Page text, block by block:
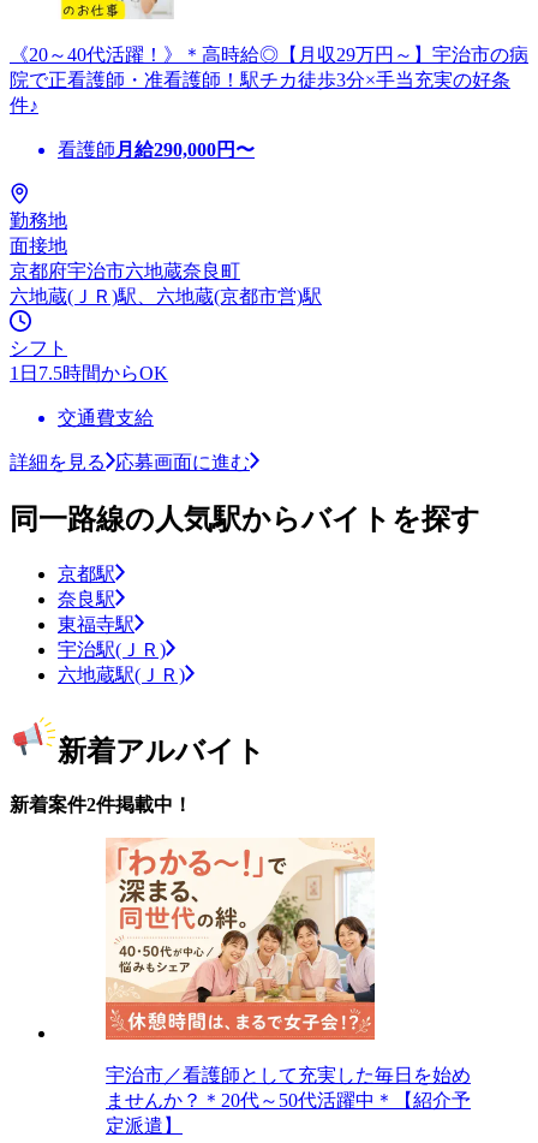
《20～40代活躍！》＊高時給◎【月収29万円～】宇治市の病
院で正看護師・准看護師！駅チカ徒歩3分×手当充実の好条
件♪
看護師 月給290,000円〜
勤務地
面接地
京都府宇治市六地蔵奈良町
六地蔵(ＪＲ)駅、六地蔵(京都市営)駅
シフト
1日7.5時間からOK
交通費支給
詳細を見る 応募画面に進む
同一路線の人気駅からバイトを探す
京都駅
奈良駅
東福寺駅
宇治駅(ＪＲ)
六地蔵駅(ＪＲ)
新着アルバイト
新着案件2件掲載中！
宇治市／看護師として充実した毎日を始め
ませんか？＊20代～50代活躍中＊【紹介予
定派遣】